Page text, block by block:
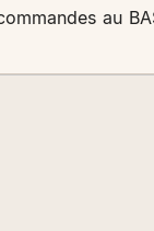
au